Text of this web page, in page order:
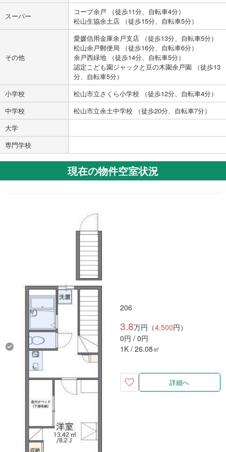
スーパー
コープ余戸 （徒歩11分、自転車4分）
松山生協余土店 （徒歩15分、自転車5分）
その他
愛媛信用金庫余戸支店 （徒歩13分、自転車5分）
松山余戸郵便局 （徒歩16分、自転車6分）
余戸西緑地 （徒歩14分、自転車5分）
認定こども園ジャックと豆の木園余戸園 （徒歩13
分、自転車5分）
小学校
松山市立さくら小学校 （徒歩12分、自転車4分）
中学校
松山市立余土中学校 （徒歩20分、自転車7分）
大学
専門学校
現在の物件空室状況
206
3.8万円（4,500円）
0円 / 0円
1K / 26.08㎡
詳細へ